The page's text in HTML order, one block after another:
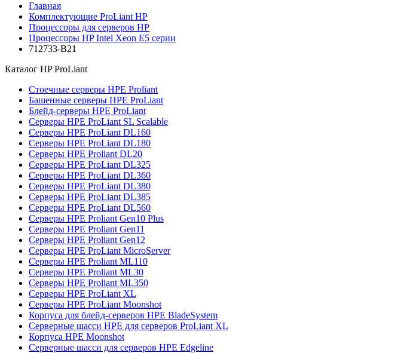
Главная
Комплектующие ProLiant HP
Процессоры для серверов HP
Процессоры HP Intel Xeon E5 серии
712733-B21
Каталог HP ProLiant
Стоечные серверы HPE Proliant
Башенные серверы HPE ProLiant
Блейд-серверы HPE ProLiant
Серверы HPE ProLiant SL Scalable
Серверы HPE ProLiant DL160
Серверы HPE ProLiant DL180
Серверы HPE Proliant DL20
Серверы HPE ProLiant DL325
Серверы HPE ProLiant DL360
Серверы HPE ProLiant DL380
Серверы HPE ProLiant DL385
Серверы HPE ProLiant DL560
Серверы HPE Proliant Gen10 Plus
Серверы HPE Proliant Gen11
Серверы HPE Proliant Gen12
Серверы HPE ProLiant MicroServer
Серверы HPE Proliant ML110
Серверы HPE Proliant ML30
Серверы HPE Proliant ML350
Серверы HPE ProLiant XL
Серверы HPE ProLiant Moonshot
Корпуса для блейд-серверов HPE BladeSystem
Серверные шасси HPE для серверов ProLiant XL
Корпуса HPE Moonshot
Серверные шасси для серверов HPE Edgeline